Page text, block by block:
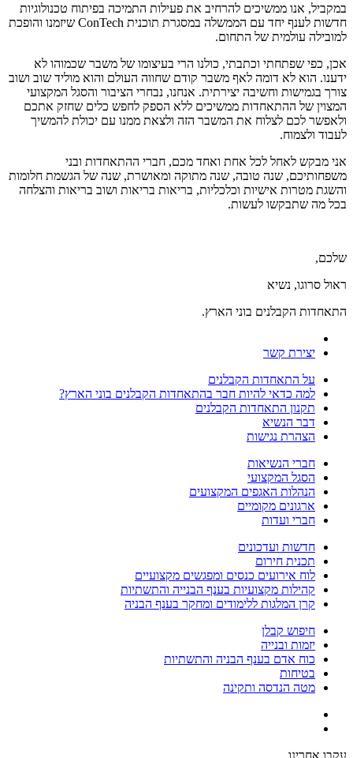
במקביל, אנו ממשיכים להרחיב את פעילות התמיכה בפיתוח טכנולוגיות
חדשות לענף יחד עם הממשלה במסגרת תוכנית ConTech שיזמנו והופכת
למובילה עולמית של התחום.
אכן, כפי שפתחתי וכתבתי, כולנו הרי בעיצומו של משבר שכמוהו לא
ידענו. הוא לא דומה לאף משבר קודם שחווה העולם והוא מוליד שוב ושוב
צורך בגמישות וחשיבה יצירתית. אנחנו, נבחרי הציבור והסגל המקצועי
המצוין של ההתאחדות ממשיכים ללא הספק לחפש כלים שחזק אתכם
ולאפשר לכם לצלוח את המשבר הזה ולצאת ממנו עם יכולת להמשיך
לעבוד ולצמוח.
אני מבקש לאחל לכל אחת ואחד מכם, חברי ההתאחדות ובני
משפחותיכם, שנה טובה, שנה מתוקה ומאושרת, שנה של הגשמת חלומות
והשגת מטרות אישיות וכלכליות, בריאות בריאות ושוב בריאות והצלחה
בכל מה שתבקשו לעשות.
שלכם,
ראול סרוגו, נשיא
התאחדות הקבלנים בוני הארץ.
יצירת קשר
על התאחדות הקבלנים
למה כדאי להיות חבר בהתאחדות הקבלנים בוני הארץ?
תקנון התאחדות הקבלנים
דבר הנשיא
הצהרת נגישות
חברי הנשיאות
הסגל המקצועי
הנהלות האגפים המקצועים
ארגונים מקומיים
חברי ועדות
חדשות ועדכונים
תכנית חירום
לוח אירועים כנסים ומפגשים מקצועיים
קהילות מקצועיות בענף הבנייה והתשתיות
קרן המלגות ללימודים ומחקר בענף הבניה
חיפוש קבלן
יזמות ובנייה
כוח אדם בענף הבניה והתשתיות
בטיחות
מטה הנדסה ותקינה
עקבו אחרינו